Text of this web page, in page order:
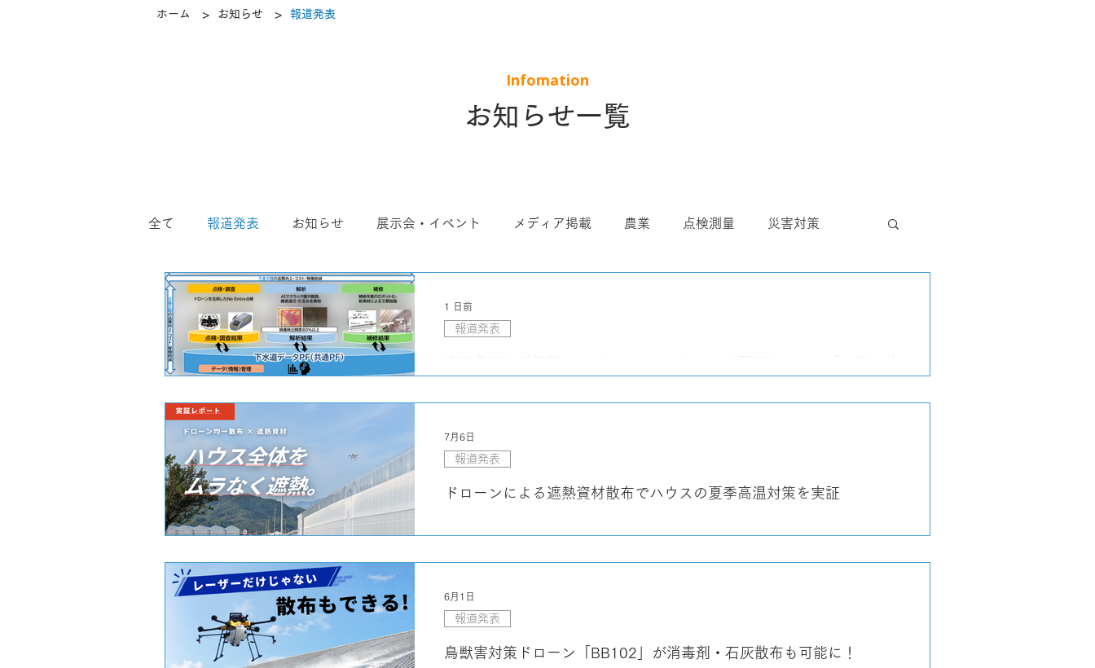
ホーム > お知らせ > 報道発表
​Infomation
​お知らせ一覧
全て 報道発表 お知らせ 展示会・イベント メディア掲載 農業 点検測量 災害対策
産業 スクール おまかせeドローン
安全飛行 アフターサポート 空撮
報道発表
1 日前
ドローンによる遮熱資材散布でハウスの夏季高温対策を実証
報道発表
7月6日
鳥獣害対策ドローン「BB102」が消毒剤・石灰散布も可能に！
報道発表
6月1日